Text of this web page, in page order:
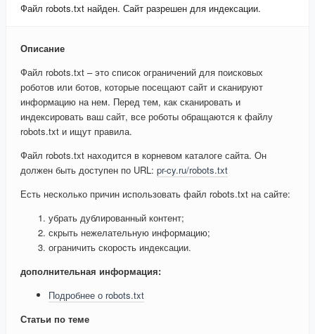
Файл robots.txt найден. Сайт разрешен для индексации.
Описание
Файл robots.txt – это список ограничений для поисковых
роботов или ботов, которые посещают сайт и сканируют
информацию на нем. Перед тем, как сканировать и
индексировать ваш сайт, все роботы обращаются к файлу
robots.txt и ищут правила.
Файл robots.txt находится в корневом каталоге сайта. Он
должен быть доступен по URL: pr-cy.ru/robots.txt
Есть несколько причин использовать файл robots.txt на сайте:
убрать дублированный контент;
скрыть нежелательную информацию;
ограничить скорость индексации.
дополнительная информация:
Подробнее о robots.txt
Статьи по теме